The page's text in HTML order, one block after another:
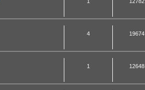
4 19674
1 12648